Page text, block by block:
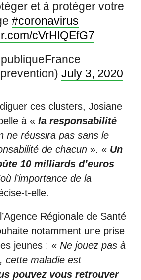
et à protéger votre
#coronavirus
cVrHlQEfG7
July 3, 2020
ces clusters, Josiane
à « la responsabilité
ne réussira pas sans le
de chacun ». « Un
10 milliards d’euros
l’importance de la
t-elle.
Régionale de Santé
notamment une prise
jeunes : « Ne jouez pas à
cette maladie est
pouvez vous retrouver